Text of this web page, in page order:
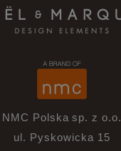
NMC Polska sp. z o.o.
ul. Pyskowicka 15